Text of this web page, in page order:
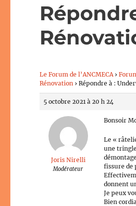
Le Forum de l’ANCMECA ›
Rénovation › Répondre à :
5 octobre 2021 à 20 h 24
Joris Nirelli
Modérateur
Bonsoir
Le «
une
fissure de
donnent
Je peux
Bien